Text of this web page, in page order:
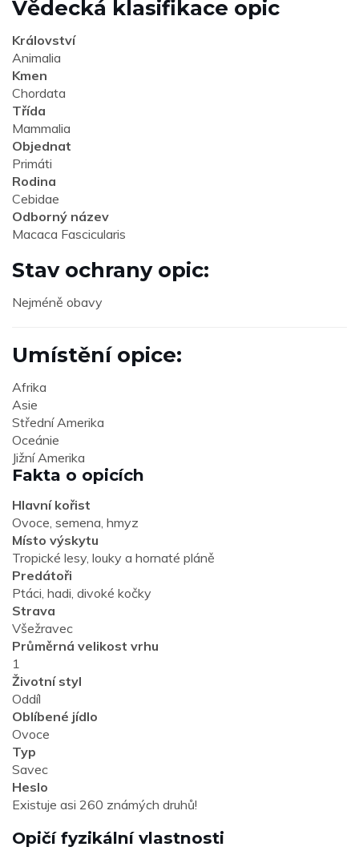
Vědecká klasifikace opic
Království
Animalia
Kmen
Chordata
Třída
Mammalia
Objednat
Primáti
Rodina
Cebidae
Odborný název
Macaca Fascicularis
Stav ochrany opic:
Nejméně obavy
Umístění opice:
Afrika
Asie
Střední Amerika
Oceánie
Jižní Amerika
Fakta o opicích
Hlavní kořist
Ovoce, semena, hmyz
Místo výskytu
Tropické lesy, louky a hornaté pláně
Predátoři
Ptáci, hadi, divoké kočky
Strava
Všežravec
Průměrná velikost vrhu
1
Životní styl
Oddíl
Oblíbené jídlo
Ovoce
Typ
Savec
Heslo
Existuje asi 260 známých druhů!
Opičí fyzikální vlastnosti